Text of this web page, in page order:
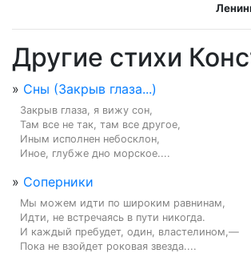
Другие стихи
» Сны (Закрыв глаза...)
Закрыв глаза, я вижу сон,
Там все не так, там все другое,
Иным исполнен небосклон,
Иное, глубже дно морское....
» Соперники
Мы можем идти по широким равнинам,
Идти, не встречаясь в пути никогда.
И каждый пребудет, один, властелином,—
Пока не взойдет роковая звезда....